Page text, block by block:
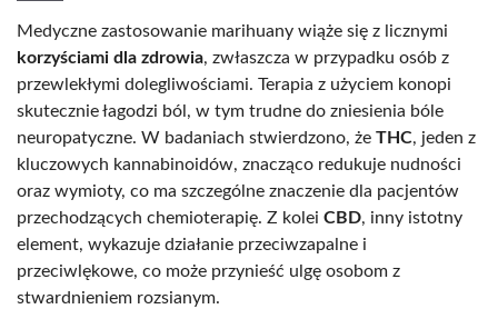
Medyczne zastosowanie marihuany wiąże się z licznymi
korzyściami dla zdrowia, zwłaszcza w przypadku osób z
przewlekłymi dolegliwościami. Terapia z użyciem konopi
skutecznie łagodzi ból, w tym trudne do zniesienia bóle
neuropatyczne. W badaniach stwierdzono, że THC, jeden z
kluczowych kannabinoidów, znacząco redukuje nudności
oraz wymioty, co ma szczególne znaczenie dla pacjentów
przechodzących chemioterapię. Z kolei CBD, inny istotny
element, wykazuje działanie przeciwzapalne i
przeciwlękowe, co może przynieść ulgę osobom z
stwardnieniem rozsianym.